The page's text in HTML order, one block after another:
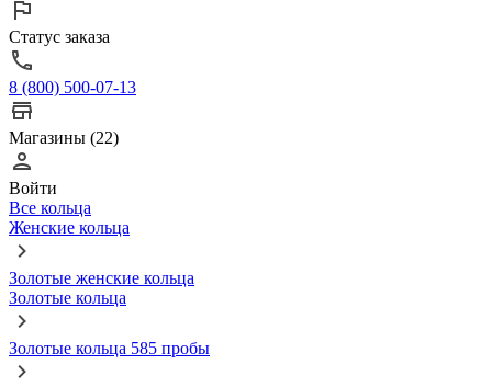
Статус заказа
8 (800) 500-07-13
Магазины (22)
Войти
Все кольца
Женские кольца
Золотые женские кольца
Золотые кольца
Золотые кольца 585 пробы